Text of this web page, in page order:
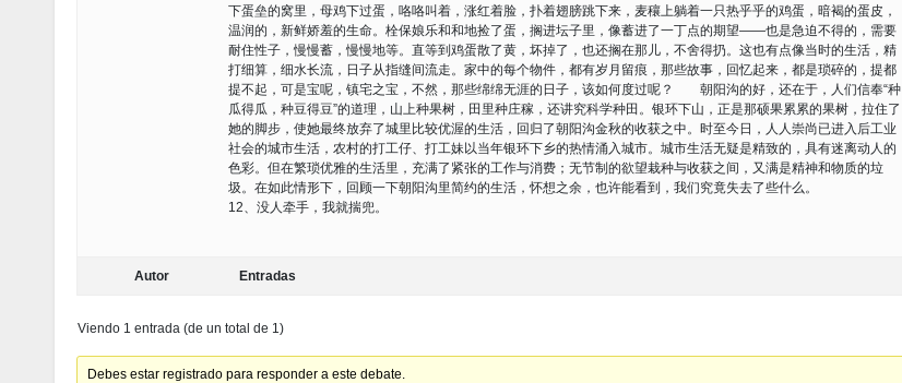
下蛋垒的窝里，母鸡下过蛋，咯咯叫着，涨红着脸，扑着翅膀跳下来，麦穰上躺着一只热乎乎的鸡蛋，暗褐的蛋皮，
温润的，新鲜娇羞的生命。栓保娘乐和和地捡了蛋，搁进坛子里，像蓄进了一丁点的期望——也是急迫不得的，需要
耐住性子，慢慢蓄，慢慢地等。直等到鸡蛋散了黄，坏掉了，也还搁在那儿，不舍得扔。这也有点像当时的生活，精
打细算，细水长流，日子从指缝间流走。家中的每个物件，都有岁月留痕，那些故事，回忆起来，都是琐碎的，提都
提不起，可是宝呢，镇宅之宝，不然，那些绵绵无涯的日子，该如何度过呢？ 朝阳沟的好，还在于，人们信奉“种
瓜得瓜，种豆得豆”的道理，山上种果树，田里种庄稼，还讲究科学种田。银环下山，正是那硕果累累的果树，拉住了
她的脚步，使她最终放弃了城里比较优渥的生活，回归了朝阳沟金秋的收获之中。时至今日，人人崇尚已进入后工业
社会的城市生活，农村的打工仔、打工妹以当年银环下乡的热情涌入城市。城市生活无疑是精致的，具有迷离动人的
色彩。但在繁琐优雅的生活里，充满了紧张的工作与消费；无节制的欲望栽种与收获之间，又满是精神和物质的垃
圾。在如此情形下，回顾一下朝阳沟里简约的生活，怀想之余，也许能看到，我们究竟失去了些什么。
12、没人牵手，我就揣兜。
Autor Entradas
Viendo 1 entrada (de un total de 1)
Debes estar registrado para responder a este debate.